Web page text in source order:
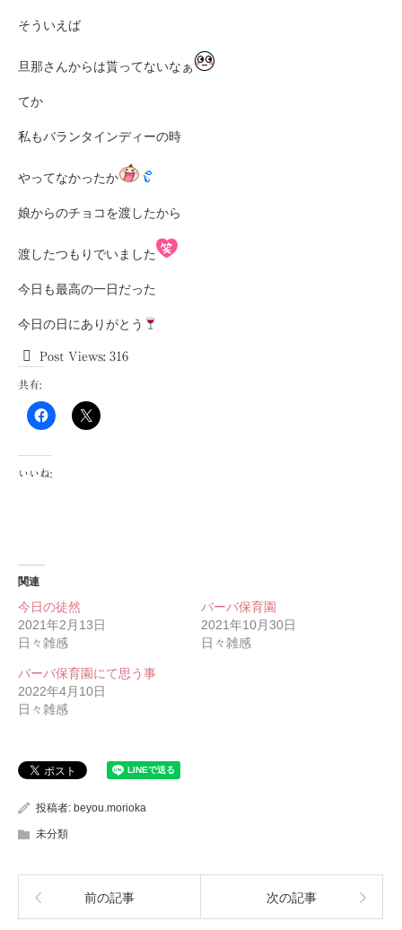
そういえば
旦那さんからは貰ってないなぁ
てか
私もバランタインディーの時
やってなかったか
娘からのチョコを渡したから
渡したつもりでいました
今日も最高の一日だった
今日の日にありがとう
Post Views: 316
共有:
いいね:
関連
今日の徒然
2021年2月13日
日々雑感
バーバ保育園
2021年10月30日
日々雑感
バーバ保育園にて思う事
2022年4月10日
日々雑感
投稿者: beyou.morioka
未分類
前の記事 次の記事